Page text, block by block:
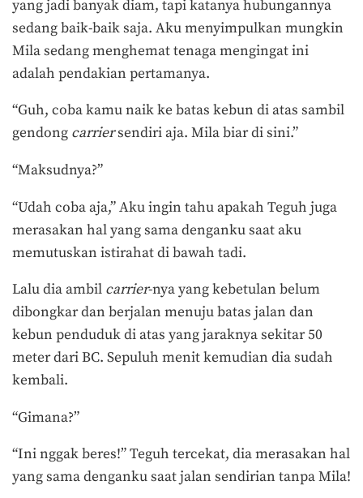
yang jadi banyak diam, tapi katanya hubungannya
sedang baik-baik saja. Aku menyimpulkan mungkin
Mila sedang menghemat tenaga mengingat ini
adalah pendakian pertamanya.
“Guh, coba kamu naik ke batas kebun di atas sambil
gendong carriersendiri aja. Mila biar di sini.”
“Maksudnya?”
“Udah coba aja,” Aku ingin tahu apakah Teguh juga
merasakan hal yang sama denganku saat aku
memutuskan istirahat di bawah tadi.
Lalu dia ambil carrier-nya yang kebetulan belum
dibongkar dan berjalan menuju batas jalan dan
kebun penduduk di atas yang jaraknya sekitar 50
meter dari BC. Sepuluh menit kemudian dia sudah
kembali.
“Gimana?”
“Ini nggak beres!” Teguh tercekat, dia merasakan hal
yang sama denganku saat jalan sendirian tanpa Mila!